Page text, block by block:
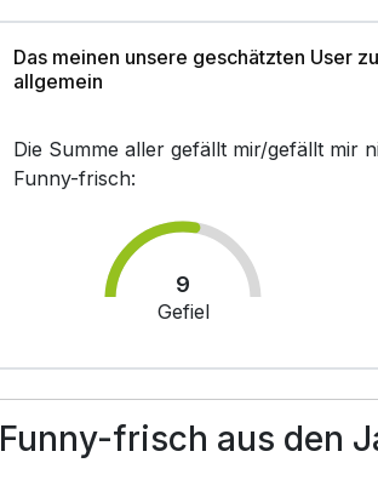
Das meinen unsere geschätzten User
allgemein
Die Summe aller gefällt mir/gefällt mir
Funny-frisch:
9
Gefiel
frisch aus den